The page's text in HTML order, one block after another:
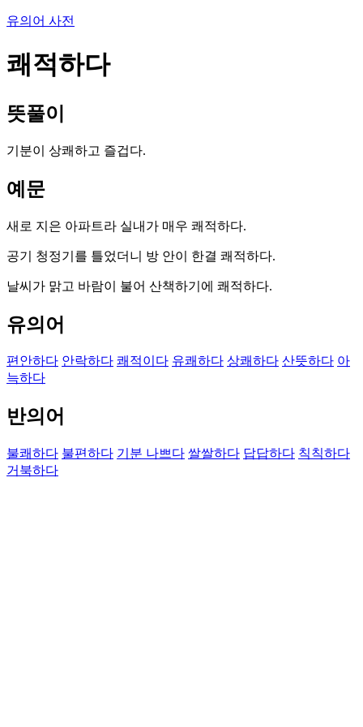
유의어 사전
쾌적하다
뜻풀이
기분이 상쾌하고 즐겁다.
예문
새로 지은 아파트라 실내가 매우 쾌적하다.
공기 청정기를 틀었더니 방 안이 한결 쾌적하다.
날씨가 맑고 바람이 불어 산책하기에 쾌적하다.
유의어
편안하다 안락하다 쾌적이다 유쾌하다 상쾌하다 산뜻하다 아
늑하다
반의어
불쾌하다 불편하다 기분 나쁘다 쌀쌀하다 답답하다 칙칙하다
거북하다